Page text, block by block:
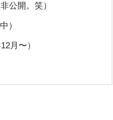
公開。笑）
）
月〜）